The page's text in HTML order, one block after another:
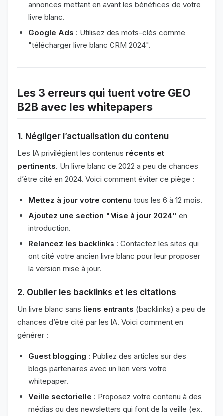
annonces mettant en avant les bénéfices de votre
livre blanc.
Google Ads : Utilisez des mots-clés comme
"télécharger livre blanc CRM 2024".
Les 3 erreurs qui tuent votre GEO
B2B avec les whitepapers
1. Négliger l’actualisation du contenu
Les IA privilégient les contenus récents et
pertinents. Un livre blanc de 2022 a peu de chances
d’être cité en 2024. Voici comment éviter ce piège :
Mettez à jour votre contenu tous les 6 à 12 mois.
Ajoutez une section "Mise à jour 2024" en
introduction.
Relancez les backlinks : Contactez les sites qui
ont cité votre ancien livre blanc pour leur proposer
la version mise à jour.
2. Oublier les backlinks et les citations
Un livre blanc sans liens entrants (backlinks) a peu de
chances d’être cité par les IA. Voici comment en
générer :
Guest blogging : Publiez des articles sur des
blogs partenaires avec un lien vers votre
whitepaper.
Veille sectorielle : Proposez votre contenu à des
médias ou des newsletters qui font de la veille (ex.